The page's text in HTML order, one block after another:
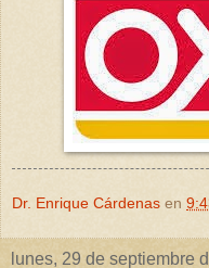
Dr. Enrique Cárdenas en
lunes, 29 de septiembre